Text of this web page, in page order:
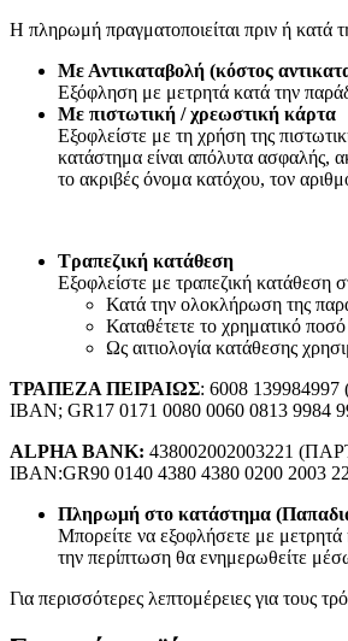
2.50mm²-
Καλώδια Οπτικής
HDMI
RCA
Canon Speakon
BNC
Καλώδια Ηχείων
Τηλεφωνία
Σταθερή Τηλεφωνία
Επιτραπέζιες
Ασύρματες
Καλώδια Δικτύου
Αντάπτορες
Πρίζες Τηλεφώνου
Κινητή Τηλεφωνία
Smartphones
Αξεσουάρ Κινητών
Καλώδια Φόρτισης
Hands Free
Bluetooth
Η πληρωμή πραγματοποιείται πριν ή κατά
Με Αντικαταβολή (κόστος
Εξόφληση με μετρητά κατά την
Με πιστωτική / χρεωστική κάρτα
Εξοφλείστε με τη χρήση της
κατάστημα είναι απόλυτα ασφαλής,
το ακριβές όνομα κατόχου, τον
Τραπεζική κατάθεση
Εξοφλείστε με τραπεζική κατάθεση
Κατά την ολοκλήρωση της
Καταθέτετε το χρηματικό
Ως αιτιολογία κατάθεσης
ΤΡΑΠΕΖΑ ΠΕΙΡΑΙΩΣ: 6008
IBAN; GR17 0171 0080 0060 0813 9984
ALPHA BANK: 438002002003221
IBAN:GR90 0140 4380 4380 0200 2003
Πληρωμή στο κατάστημα
Μπορείτε να εξοφλήσετε με
την περίπτωση θα ενημερωθείτε
Για περισσότερες λεπτομέρειες για τους